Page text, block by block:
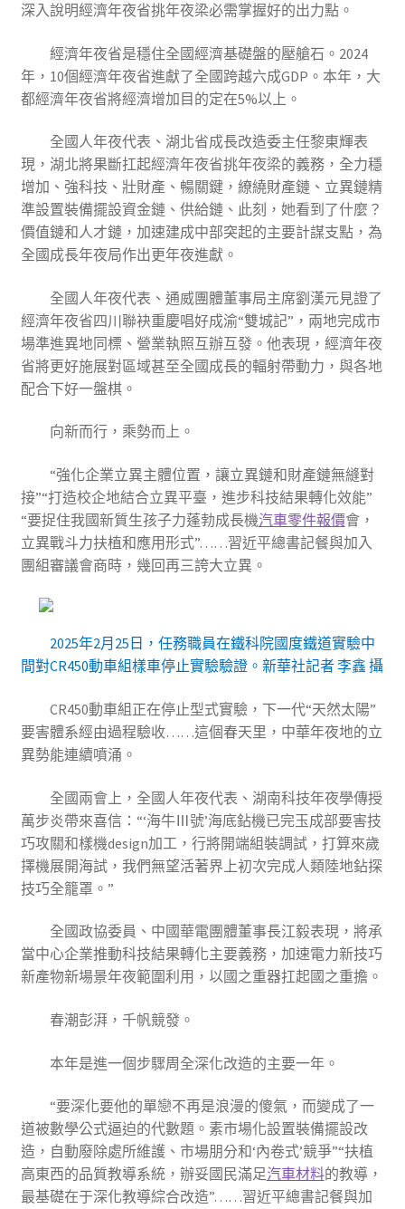
深入說明經濟年夜省挑年夜梁必需掌握好的出力點。
經濟年夜省是穩住全國經濟基礎盤的壓艙石。2024
年，10個經濟年夜省進獻了全國跨越六成GDP。本年，大
都經濟年夜省將經濟增加目的定在5%以上。
全國人年夜代表、湖北省成長改造委主任黎東輝表
現，湖北將果斷扛起經濟年夜省挑年夜梁的義務，全力穩
增加、強科技、壯財產、暢關鍵，繚繞財產鏈、立異鏈精
準設置裝備擺設資金鏈、供給鏈、此刻，她看到了什麼？
價值鏈和人才鏈，加速建成中部突起的主要計謀支點，為
全國成長年夜局作出更年夜進獻。
全國人年夜代表、通威團體董事局主席劉漢元見證了
經濟年夜省四川聯袂重慶唱好成渝“雙城記”，兩地完成市
場準進異地同標、營業執照互辦互發。他表現，經濟年夜
省將更好施展對區域甚至全國成長的輻射帶動力，與各地
配合下好一盤棋。
向新而行，乘勢而上。
“強化企業立異主體位置，讓立異鏈和財產鏈無縫對
接”“打造校企地結合立異平臺，進步科技結果轉化效能”
“要捉住我國新質生孩子力蓬勃成長機汽車零件報價會，
立異戰斗力扶植和應用形式”……習近平總書記餐與加入
團組審議會商時，幾回再三誇大立異。
2025年2月25日，任務職員在鐵科院國度鐵道實驗中
間對CR450動車組樣車停止實驗驗證。新華社記者 李鑫 攝
CR450動車組正在停止型式實驗，下一代“天然太陽”
要害體系經由過程驗收……這個春天里，中華年夜地的立
異勢能連續噴涌。
全國兩會上，全國人年夜代表、湖南科技年夜學傳授
萬步炎帶來喜信：“‘海牛Ⅲ號’海底鉆機已完玉成部要害技
巧攻關和樣機design加工，行將開端組裝調試，打算來歲
擇機展開海試，我們無望活著界上初次完成人類陸地鉆探
技巧全籠罩。”
全國政協委員、中國華電團體董事長江毅表現，將承
當中心企業推動科技結果轉化主要義務，加速電力新技巧
新產物新場景年夜範圍利用，以國之重器扛起國之重擔。
春潮彭湃，千帆競發。
本年是進一個步驟周全深化改造的主要一年。
“要深化要他的單戀不再是浪漫的傻氣，而變成了一
道被數學公式逼迫的代數題。素市場化設置裝備擺設改
造，自動廢除處所維護、市場朋分和‘內卷式’競爭”“扶植
高東西的品質教導系統，辦妥國民滿足汽車材料的教導，
最基礎在于深化教導綜合改造”……習近平總書記餐與加